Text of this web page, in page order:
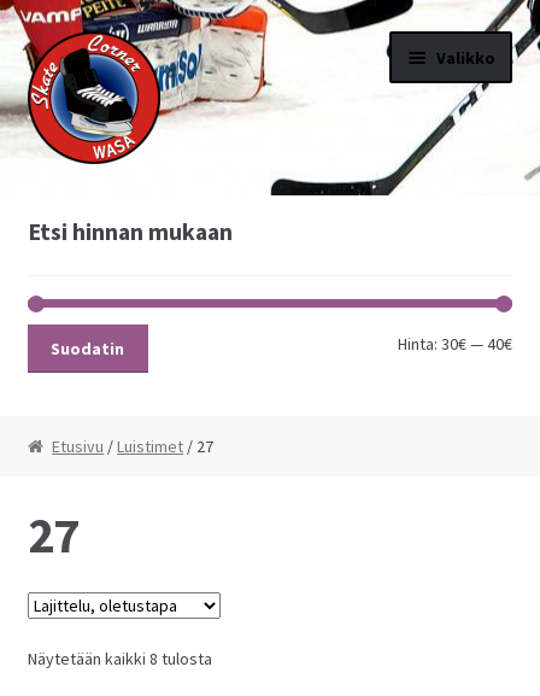
Siirry navigointiin
Siirry sisältöön Valikko
Ota yhteyttä
Ostoskori
Etsi hinnan mukaan
Suodatin Hinta:30€—40€
Etusivu /Luistimet / 27
27
Näytetään kaikki 8 tulosta